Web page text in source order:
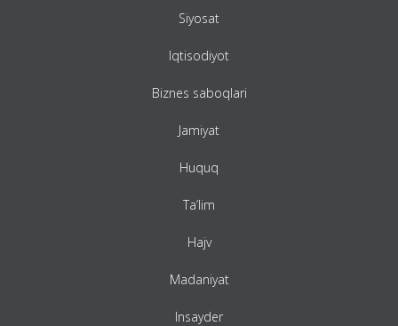
Siyosat
Iqtisodiyot
Biznes saboqlari
Jamiyat
Huquq
Ta’lim
Hajv
Madaniyat
Insayder